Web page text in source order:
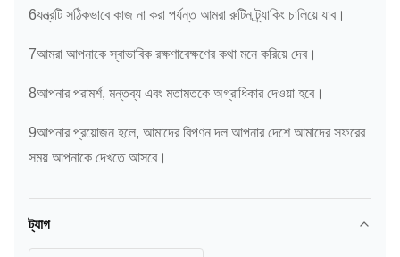
6যন্ত্রটি সঠিকভাবে কাজ না করা পর্যন্ত আমরা রুটিন ট্র্যাকিং চালিয়ে যাব।
7আমরা আপনাকে স্বাভাবিক রক্ষণাবেক্ষণের কথা মনে করিয়ে দেব।
8আপনার পরামর্শ, মন্তব্য এবং মতামতকে অগ্রাধিকার দেওয়া হবে।
9আপনার প্রয়োজন হলে, আমাদের বিপণন দল আপনার দেশে আমাদের সফরের
সময় আপনাকে দেখতে আসবে।
ট্যাগ